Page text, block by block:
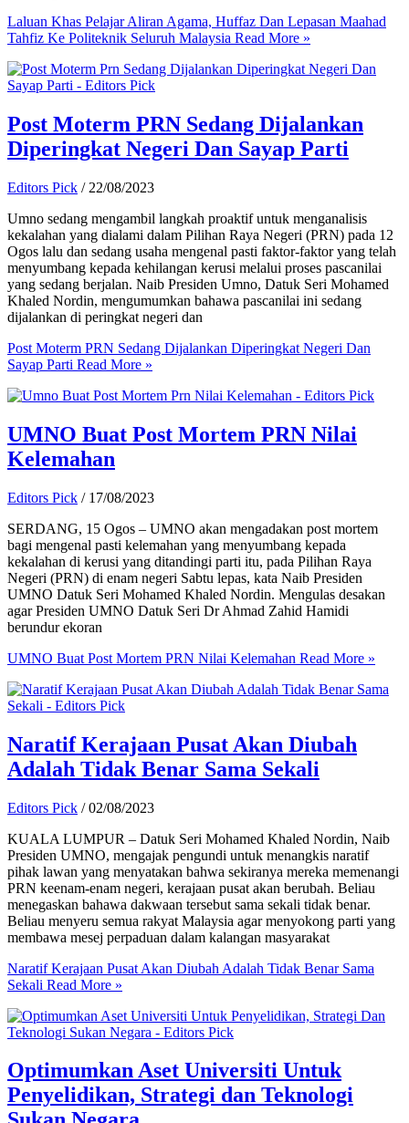
Laluan Khas Pelajar Aliran Agama, Huffaz Dan Lepasan Maahad
Tahfiz Ke Politeknik Seluruh Malaysia Read More »
Post Moterm PRN Sedang Dijalankan
Diperingkat Negeri Dan Sayap Parti
Editors Pick / 22/08/2023
Umno sedang mengambil langkah proaktif untuk menganalisis
kekalahan yang dialami dalam Pilihan Raya Negeri (PRN) pada 12
Ogos lalu dan sedang usaha mengenal pasti faktor-faktor yang telah
menyumbang kepada kehilangan kerusi melalui proses pascanilai
yang sedang berjalan. Naib Presiden Umno, Datuk Seri Mohamed
Khaled Nordin, mengumumkan bahawa pascanilai ini sedang
dijalankan di peringkat negeri dan
Post Moterm PRN Sedang Dijalankan Diperingkat Negeri Dan
Sayap Parti Read More »
UMNO Buat Post Mortem PRN Nilai
Kelemahan
Editors Pick / 17/08/2023
SERDANG, 15 Ogos – UMNO akan mengadakan post mortem
bagi mengenal pasti kelemahan yang menyumbang kepada
kekalahan di kerusi yang ditandingi parti itu, pada Pilihan Raya
Negeri (PRN) di enam negeri Sabtu lepas, kata Naib Presiden
UMNO Datuk Seri Mohamed Khaled Nordin. Mengulas desakan
agar Presiden UMNO Datuk Seri Dr Ahmad Zahid Hamidi
berundur ekoran
UMNO Buat Post Mortem PRN Nilai Kelemahan Read More »
Naratif Kerajaan Pusat Akan Diubah
Adalah Tidak Benar Sama Sekali
Editors Pick /02/08/2023
KUALA LUMPUR – Datuk Seri Mohamed Khaled Nordin, Naib
Presiden UMNO, mengajak pengundi untuk menangkis naratif
pihak lawan yang menyatakan bahwa sekiranya mereka memenangi
PRN keenam-enam negeri, kerajaan pusat akan berubah. Beliau
menegaskan bahawa dakwaan tersebut sama sekali tidak benar.
Beliau menyeru semua rakyat Malaysia agar menyokong parti yang
membawa mesej perpaduan dalam kalangan masyarakat
Naratif Kerajaan Pusat Akan Diubah Adalah Tidak Benar Sama
Sekali Read More »
Optimumkan Aset Universiti Untuk
Penyelidikan, Strategi dan Teknologi